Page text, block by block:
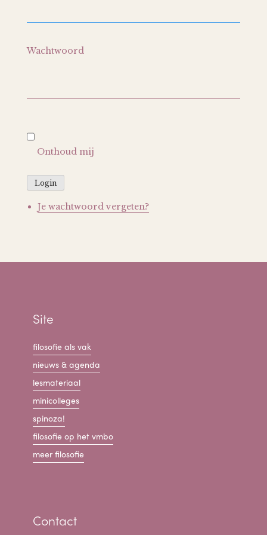
Wachtwoord
Onthoud mij
Login
Je wachtwoord vergeten?
Site
filosofie als vak
nieuws & agenda
lesmateriaal
minicolleges
spinoza!
filosofie op het vmbo
meer filosofie
Contact